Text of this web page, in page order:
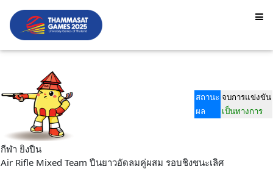
สถานะ จบการแข่งขัน
ผล
เป็นทางการ
กีฬา ยิงปืน
Air Rifle Mixed Team ปืนยาวอัดลมคู่ผสม รอบชิงชนะเลิศ